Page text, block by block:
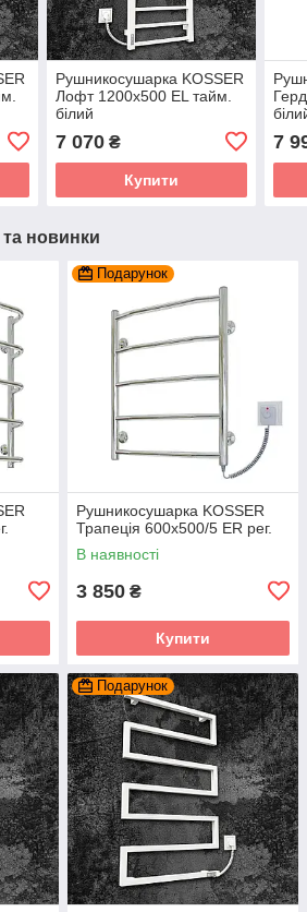
Рушникосушарка KOSSER
Лофт 1200х500 EL тайм.
білий
7 070₴
Купити
7
та новинки
Подарунок
Рушникосушарка KOSSER
Трапеція 600х500/5 ER рег.
В наявності
3 850 ₴
Купити
Подарунок